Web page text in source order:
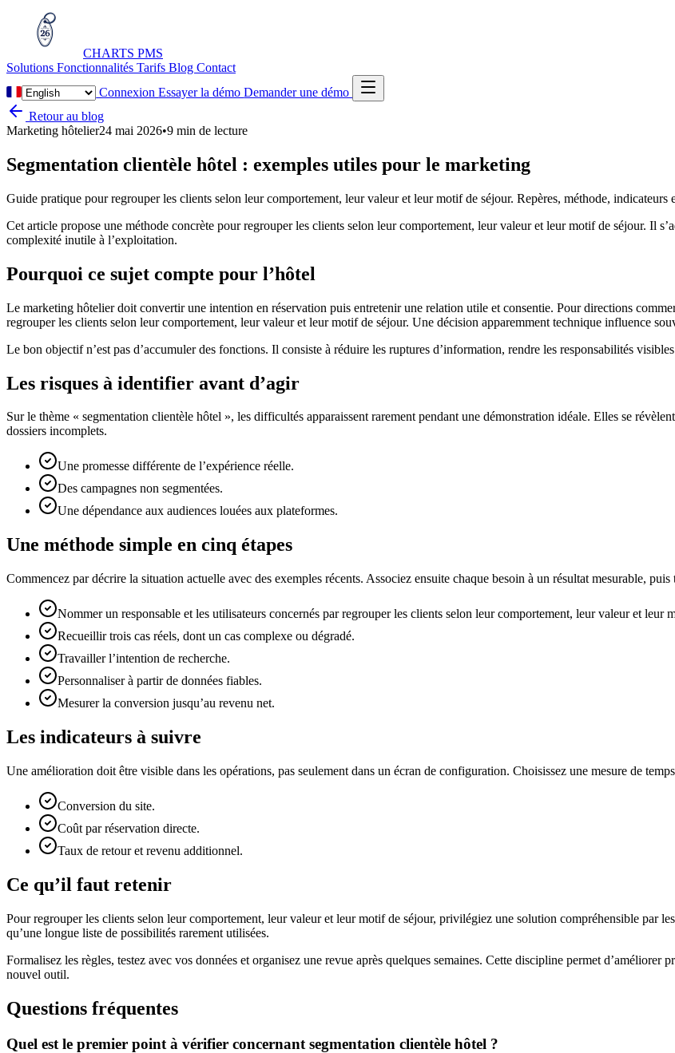
CHARTS PMS
Solutions Fonctionnalités Tarifs Blog Contact
ConnexionEssayer la démoDemander une démo
Retour au blog
Marketing hôtelier24 mai 2026•9 min de lecture
Segmentation clientèle hôtel : exemples utiles pour le marketing
Guide pratique pour regrouper les clients selon leur comportement, leur valeur et leur motif de séjour. Repères, méthode, indicateurs
Cet article propose une méthode concrète pour regrouper les clients selon leur comportement, leur valeur et leur motif de séjour. Il
complexité inutile à l’exploitation.
Pourquoi ce sujet compte pour l’hôtel
Le marketing hôtelier doit convertir une intention en réservation puis entretenir une relation utile et consentie. Pour directions
regrouper les clients selon leur comportement, leur valeur et leur motif de séjour. Une décision apparemment technique influence
Le bon objectif n’est pas d’accumuler des fonctions. Il consiste à réduire les ruptures d’information, rendre les responsabilités
Les risques à identifier avant d’agir
Sur le thème « segmentation clientèle hôtel », les difficultés apparaissent rarement pendant une démonstration idéale. Elles se
dossiers incomplets.
Une promesse différente de l’expérience réelle.
Des campagnes non segmentées.
Une dépendance aux audiences louées aux plateformes.
Une méthode simple en cinq étapes
Commencez par décrire la situation actuelle avec des exemples récents. Associez ensuite chaque besoin à un résultat mesurable,
Nommer un responsable et les utilisateurs concernés par regrouper les clients selon leur comportement, leur valeur et leur
Recueillir trois cas réels, dont un cas complexe ou dégradé.
Travailler l’intention de recherche.
Personnaliser à partir de données fiables.
Mesurer la conversion jusqu’au revenu net.
Les indicateurs à suivre
Une amélioration doit être visible dans les opérations, pas seulement dans un écran de configuration. Choisissez une mesure de
Conversion du site.
Coût par réservation directe.
Taux de retour et revenu additionnel.
Ce qu’il faut retenir
Pour regrouper les clients selon leur comportement, leur valeur et leur motif de séjour, privilégiez une solution compréhensible par
qu’une longue liste de possibilités rarement utilisées.
Formalisez les règles, testez avec vos données et organisez une revue après quelques semaines. Cette discipline permet d’améliorer
nouvel outil.
Questions fréquentes
Quel est le premier point à vérifier concernant segmentation clientèle hôtel ?